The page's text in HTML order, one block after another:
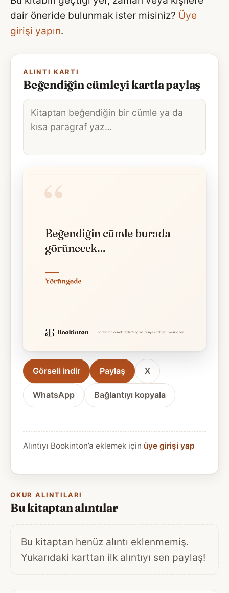
dair öneride bulunmak ister misiniz? Üye
girişi yapın.
ALINTI KARTI
Beğendiğin cümleyi kartla paylaş
Alıntı
metni
Görseli indir Paylaş X
WhatsApp Bağlantıyı kopyala
Alıntıyı Bookinton’a eklemek için üye girişi yap
OKUR ALINTILARI
Bu kitaptan alıntılar
Bu kitaptan henüz alıntı eklenmemiş.
Yukarıdaki karttan ilk alıntıyı sen paylaş!